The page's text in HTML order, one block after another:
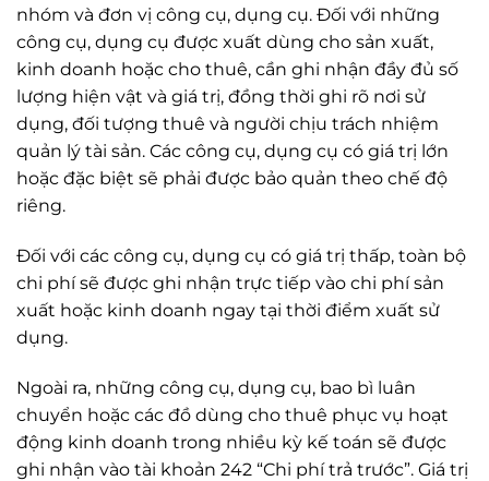
nhóm và đơn vị công cụ, dụng cụ. Đối với những
công cụ, dụng cụ được xuất dùng cho sản xuất,
kinh doanh hoặc cho thuê, cần ghi nhận đầy đủ số
lượng hiện vật và giá trị, đồng thời ghi rõ nơi sử
dụng, đối tượng thuê và người chịu trách nhiệm
quản lý tài sản. Các công cụ, dụng cụ có giá trị lớn
hoặc đặc biệt sẽ phải được bảo quản theo chế độ
riêng.
Đối với các công cụ, dụng cụ có giá trị thấp, toàn bộ
chi phí sẽ được ghi nhận trực tiếp vào chi phí sản
xuất hoặc kinh doanh ngay tại thời điểm xuất sử
dụng.
Ngoài ra, những công cụ, dụng cụ, bao bì luân
chuyển hoặc các đồ dùng cho thuê phục vụ hoạt
động kinh doanh trong nhiều kỳ kế toán sẽ được
ghi nhận vào tài khoản 242 “Chi phí trả trước”. Giá trị